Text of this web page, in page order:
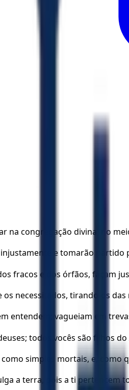
na congregação divina; no
injustamente e tomarão partido
fracos e dos órfãos, façam
os necessitados, tirando-os
entendem; vagueiam em
deuses; todos vocês são filhos
como simples mortais, e, como
a terra, pois a ti pertencem